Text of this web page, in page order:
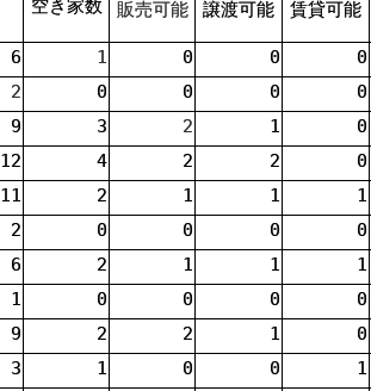
空き家数
販売可能 譲渡可能 賃貸可能
6 1 0 0
0
2 0 0 0
0
9 3 2 1
0
12 4 2 2
0
11 2 1 1
1
2 0 0 0
0
6 2 1 1
1
1 0 0 0
0
9 2 2 1
0
3 1 0 0
1